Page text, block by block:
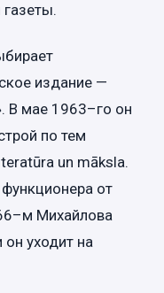
издание —
В мае 1963–го он
по тем
un māksla.
от
Михайлова
уходит на